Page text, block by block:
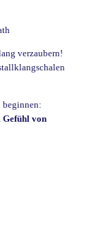
verzaubern!
beginnen:
Gefühl von